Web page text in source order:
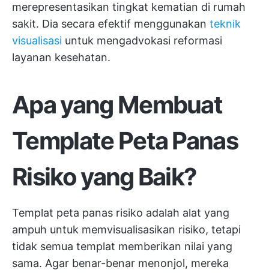
merepresentasikan tingkat kematian di rumah
sakit. Dia secara efektif menggunakan teknik
visualisasi untuk mengadvokasi reformasi
layanan kesehatan.
Apa yang Membuat
Template Peta Panas
Risiko yang Baik?
Templat peta panas risiko adalah alat yang
ampuh untuk memvisualisasikan risiko, tetapi
tidak semua templat memberikan nilai yang
sama. Agar benar-benar menonjol, mereka